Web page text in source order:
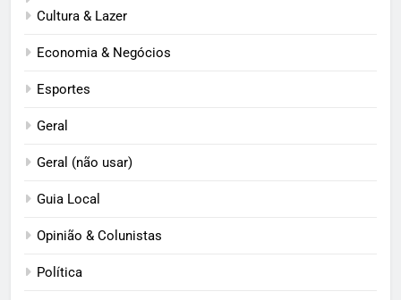
Cultura & Lazer
Economia & Negócios
Esportes
Geral
Geral (não usar)
Guia Local
Opinião & Colunistas
Política